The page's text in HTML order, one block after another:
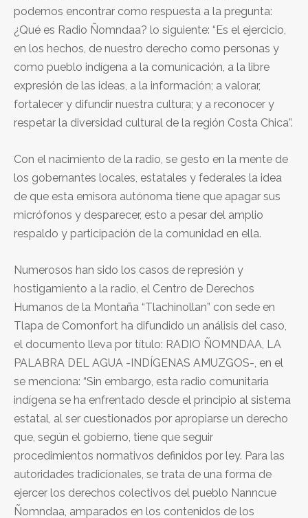
podemos encontrar como respuesta a la pregunta:
¿Qué es Radio Ñomndaa? lo siguiente: “Es el ejercicio,
en los hechos, de nuestro derecho como personas y
como pueblo indígena a la comunicación, a la libre
expresión de las ideas, a la información; a valorar,
fortalecer y difundir nuestra cultura; y a reconocer y
respetar la diversidad cultural de la región Costa Chica”.
Con el nacimiento de la radio, se gesto en la mente de
los gobernantes locales, estatales y federales la idea
de que esta emisora autónoma tiene que apagar sus
micrófonos y desparecer, esto a pesar del amplio
respaldo y participación de la comunidad en ella.
Numerosos han sido los casos de represión y
hostigamiento a la radio, el Centro de Derechos
Humanos de la Montaña “Tlachinollan” con sede en
Tlapa de Comonfort ha difundido un análisis del caso,
el documento lleva por título: RADIO ÑOMNDAA, LA
PALABRA DEL AGUA -INDÍGENAS AMUZGOS-, en el
se menciona: “Sin embargo, esta radio comunitaria
indígena se ha enfrentado desde el principio al sistema
estatal, al ser cuestionados por apropiarse un derecho
que, según el gobierno, tiene que seguir
procedimientos normativos definidos por ley. Para las
autoridades tradicionales, se trata de una forma de
ejercer los derechos colectivos del pueblo Nanncue
Ñomndaa, amparados en los contenidos de los